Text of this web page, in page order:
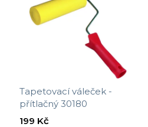
Tapetovací váleček -
přítlačný 30180
199 Kč